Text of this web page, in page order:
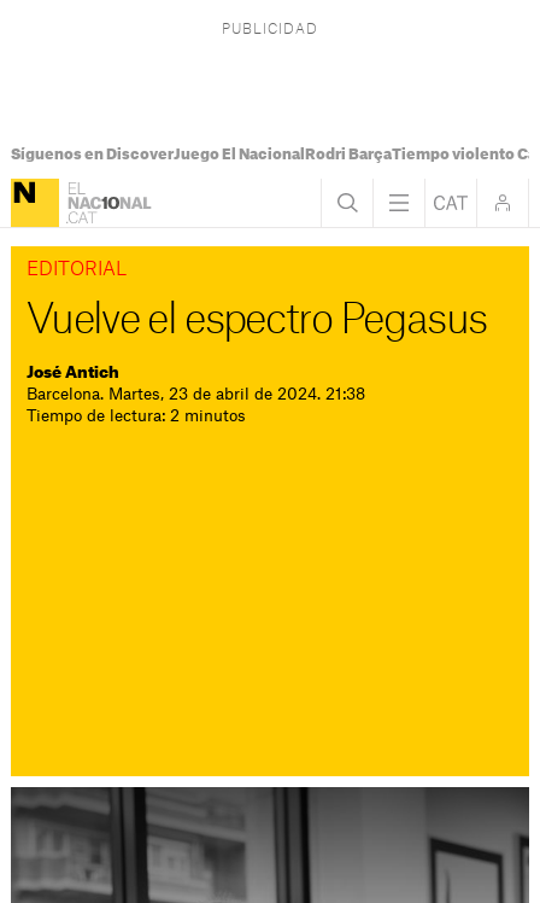
Síguenos en DiscoverJuego El Nacional Rodri BarçaTiempo violento
EDITORIAL
Vuelve el espectro Pegasus
José Antich
Barcelona. Martes, 23 de abril de 2024. 21:38
Tiempo de lectura: 2 minutos